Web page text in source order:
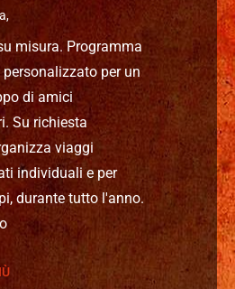
misura. Programma
per un
di amici
Su richiesta
viaggi
individuali e per
durante tutto l'anno.